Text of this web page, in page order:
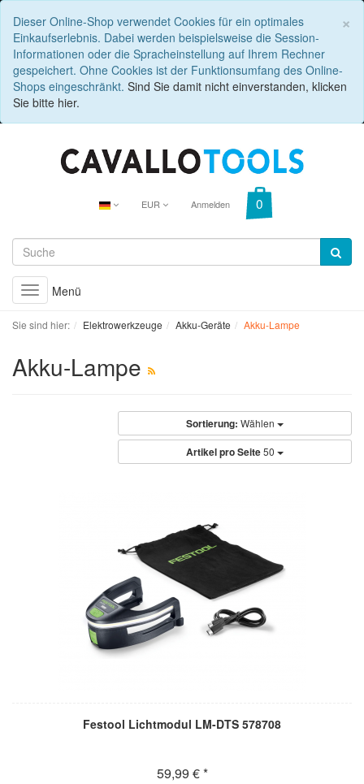
×
Dieser Online-Shop verwendet Cookies für ein optimales
Einkaufserlebnis. Dabei werden beispielsweise die Session-
Informationen oder die Spracheinstellung auf Ihrem Rechner
gespeichert. Ohne Cookies ist der Funktionsumfang des Online-
Shops eingeschränkt. Sind Sie damit nicht einverstanden, klicken
Sie bitte hier.
EUR Anmelden
Toggle
navigation
Menü
Sie sind hier: Elektrowerkzeuge Akku-Geräte Akku-Lampe
Akku-Lampe
Sortierung: Wählen
Artikel pro Seite50
Festool Lichtmodul LM-DTS 578708
59,99 € *